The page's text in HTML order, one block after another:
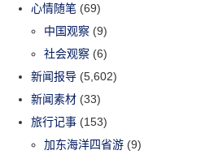
心情随笔 (69)
中国观察 (9)
社会观察 (6)
新闻报导 (5,602)
新闻素材 (33)
旅行记事 (153)
加东海洋四省游 (9)